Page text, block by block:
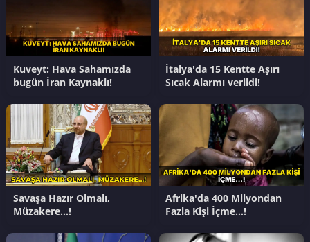
Kuveyt: Hava Sahamızda
bugün İran Kaynaklı!
İtalya'da 15 Kentte Aşırı
Sıcak Alarmı verildi!
Savaşa Hazır Olmalı,
Müzakere…!
Afrika'da 400 Milyondan
Fazla Kişi İçme…!